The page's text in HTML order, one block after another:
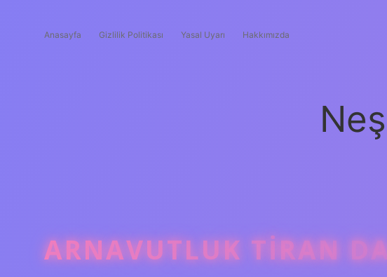
Anasayfa Gizlilik Politikası Yasal Uyarı Hakkımızda
ARNAVUTLUK TIRAN